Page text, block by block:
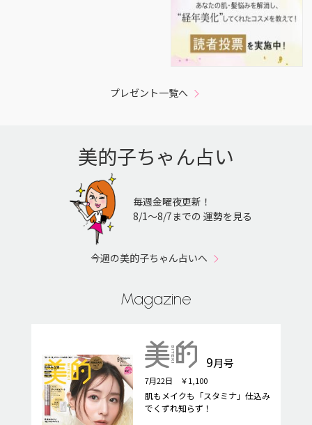
プレゼント一覧へ
美的子ちゃん占い
毎週金曜夜更新！
8/1〜8/7までの 運勢を見る
今週の美的子ちゃん占いへ
Magazine
9月号
7月22日 ￥1,100
肌もメイクも「スタミナ」仕込み
でくずれ知らず！